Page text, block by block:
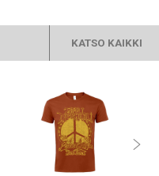
KATSO KAIKKI
